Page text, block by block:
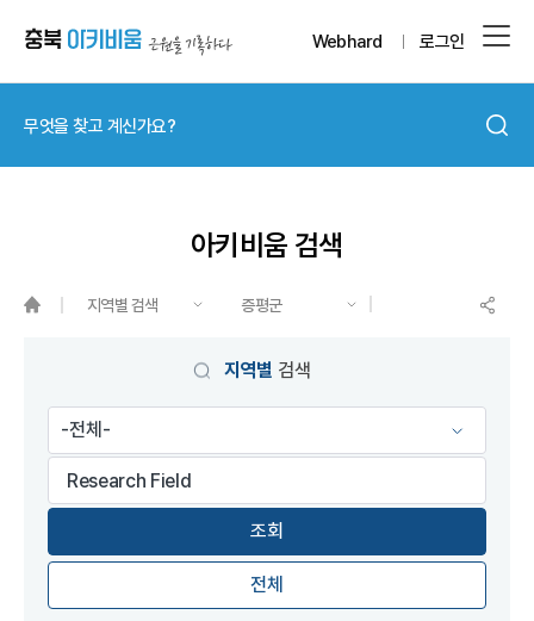
Webhard 로그인
아키비움 검색
지역별 검색 증평군
지역별 검색
전체